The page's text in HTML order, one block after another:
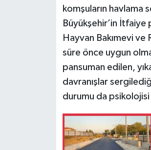
komşuların havlama
Büyükşehir’in İtfaiye
Hayvan Bakımevi
süre önce uygun
pansuman edilen,
davranışlar
durumu da